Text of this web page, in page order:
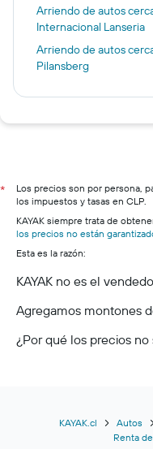
Arriendo de autos
Internacional Lanseria
Arriendo de autos
Pilansberg
*
Los precios son por persona,
los impuestos y tasas en CLP.
KAYAK siempre trata de
los precios no están
Esta es la razón:
KAYAK no es el
Agregamos montones
¿Por qué los precios no
KAYAK.cl Autos
Renta